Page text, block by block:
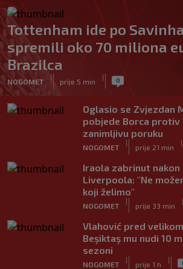
Tottenham ide po
spremili oko 70 miliona
Brazilca
NOGOMET
|
prije 5 min
| 0
Oglasio se Zvjezdan
pobjede Borca protiv
zanimljivu poruku
NOGOMET
|
prije 21 min
|
Iraola zabrinut
Liverpoola: "Ne
koji želimo"
NOGOMET
|
prije 33 min
|
Vlahović pred
Beşiktaş mu nudi 10
sezoni
NOGOMET
|
prije 1 h
|